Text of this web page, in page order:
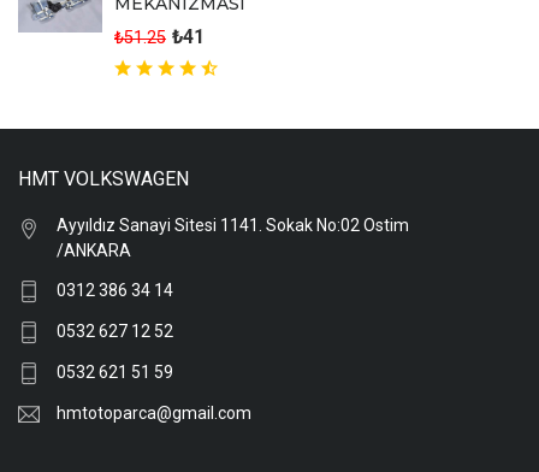
₺51.25 ₺41
HMT VOLKSWAGEN
Ayyıldız Sanayi Sitesi 1141. Sokak No:02 Ostim
/ANKARA
0312 386 34 14
0532 627 12 52
0532 621 51 59
hmtotoparca@gmail.com